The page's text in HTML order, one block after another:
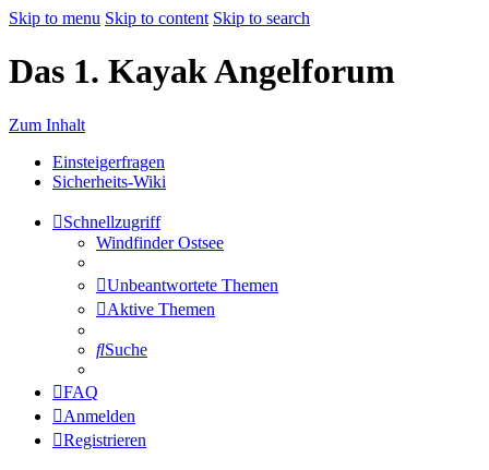
Skip to menu Skip to content Skip to search
Das 1. Kayak Angelforum
Zum Inhalt
Einsteigerfragen
Sicherheits-Wiki
Schnellzugriff
Windfinder Ostsee
Unbeantwortete Themen
Aktive Themen
Suche
FAQ
Anmelden
Registrieren